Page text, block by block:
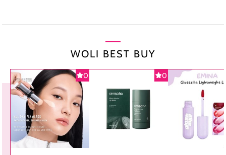
WOLI BEST BUY
0 0